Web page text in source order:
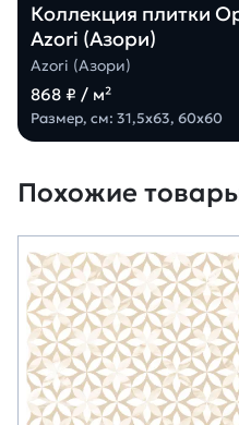
Коллекция плитки
Azori (Азори)
Azori (Азори)
868 ₽ / м²
Размер, см: 31,5х63, 60х60
Похожие